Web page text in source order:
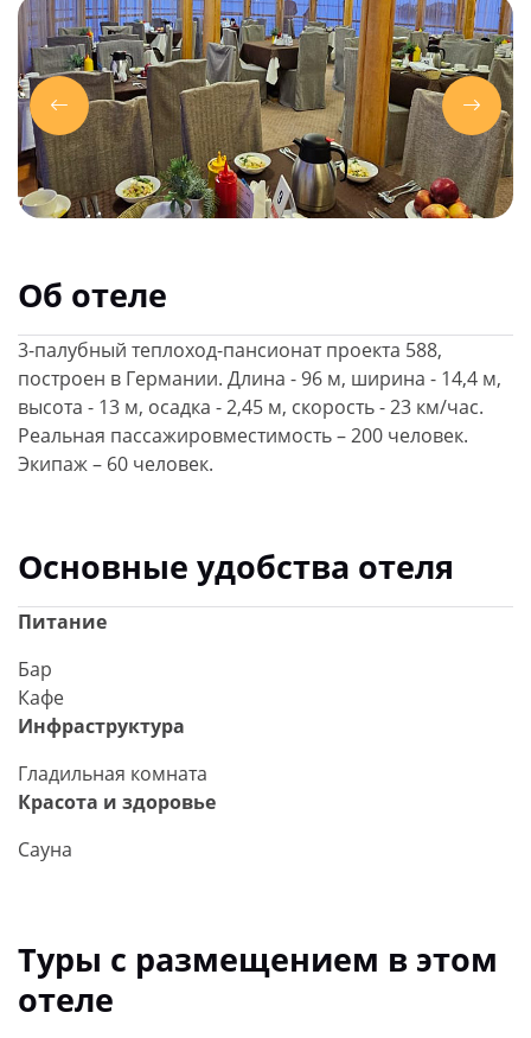
Об отеле
3-палубный теплоход-пансионат проекта 588,
построен в Германии. Длина - 96 м, ширина - 14,4 м,
высота - 13 м, осадка - 2,45 м, скорость - 23 км/час.
Реальная пассажировместимость – 200 человек.
Экипаж – 60 человек.
Основные удобства отеля
Питание
Бар
Кафе
Инфраструктура
Гладильная комната
Красота и здоровье
Сауна
Туры с размещением в этом
отеле